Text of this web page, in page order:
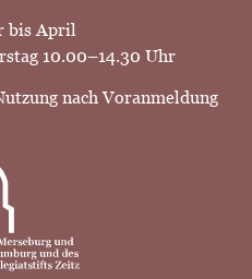
bis April
10.00–14.30 Uhr
nach Voranmeldung